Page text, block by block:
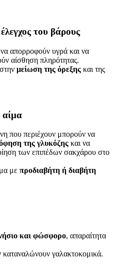
του βάρους
απορροφούν υγρά και να
αίσθηση πληρότητας.
μείωση της όρεξης και της
που περιέχουν μπορούν να
της γλυκόζης και να
των επιπέδων σακχάρου στο
με προδιαβήτη ή διαβήτη
και φώσφορο, απαραίτητα
καταναλώνουν γαλακτοκομικά.